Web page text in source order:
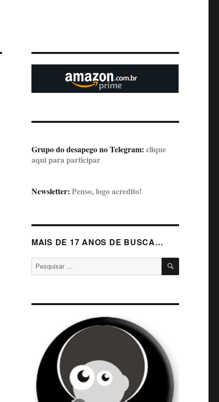
Grupo do desapego no Telegram: clique
aqui para participar
Newsletter: Penso, logo acredito!
MAIS DE 17 ANOS DE BUSCA…
Pesquisar
por:
PESQUISAR